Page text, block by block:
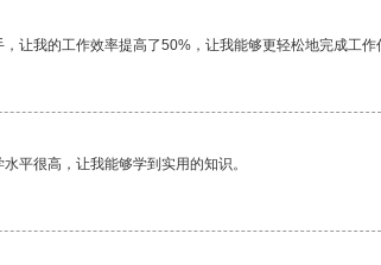
让我的工作效率提高了50%，让我能够更轻松地完成工作
平很高，让我能够学到实用的知识。